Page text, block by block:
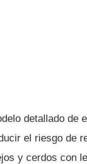
detallado de
el riesgo de
y cerdos con